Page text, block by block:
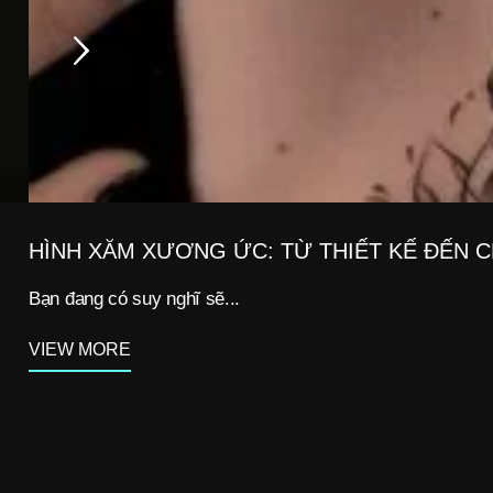
HÌNH XĂM XƯƠNG ỨC: TỪ THIẾT KẾ ĐẾN
Bạn đang có suy nghĩ sẽ...
VIEW MORE